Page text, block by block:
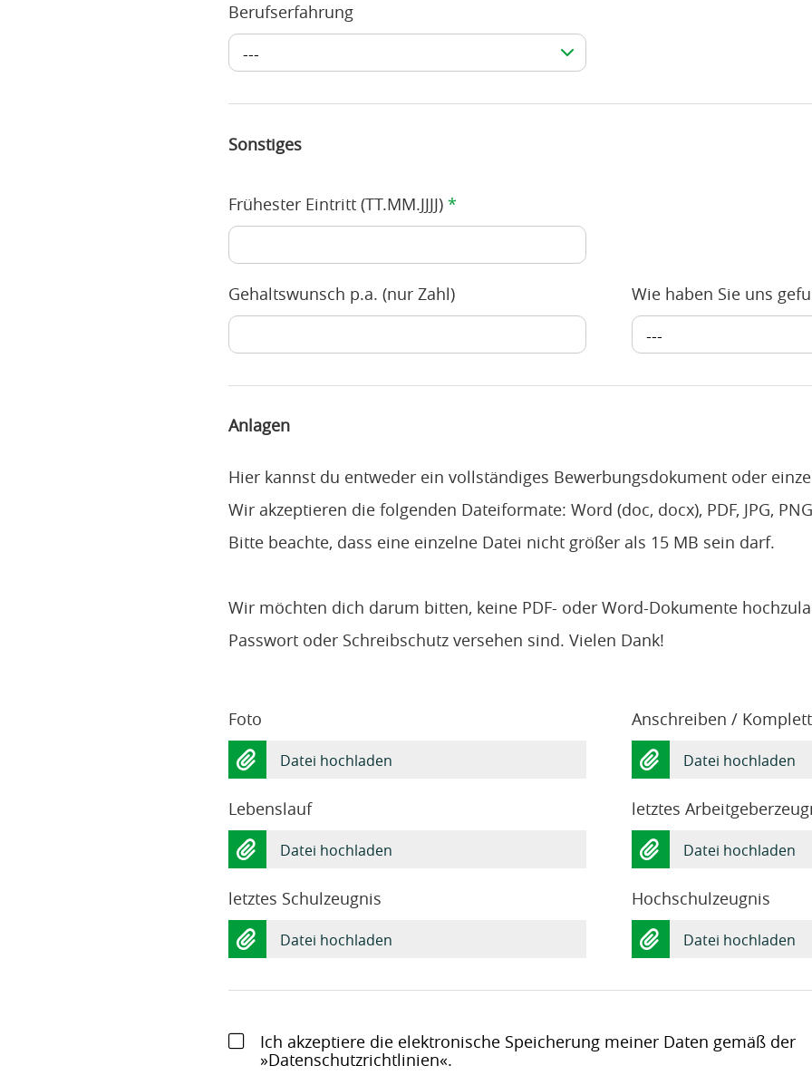
Berufserfahrung
---
Sonstiges
Frühester Eintritt (TT.MM.JJJJ) *
Gehaltswunsch p.a. (nur Zahl) Wie haben Sie uns
---
Anlagen
Hier kannst du entweder ein vollständiges Bewerbungsdokument oder
Wir akzeptieren die folgenden Dateiformate: Word (doc, docx), PDF, JPG,
Bitte beachte, dass eine einzelne Datei nicht größer als 15 MB sein darf.
Wir möchten dich darum bitten, keine PDF- oder Word-Dokumente
Passwort oder Schreibschutz versehen sind. Vielen Dank!
Foto
Datei hochladen
Anschreiben /
Datei hochladen
Lebenslauf
Datei hochladen
letztes
Datei hochladen
letztes Schulzeugnis
Datei hochladen
Hochschulzeugnis
Datei hochladen
Ich akzeptiere die elektronische Speicherung meiner Daten gemäß der
Datenschutzrichtlinien .